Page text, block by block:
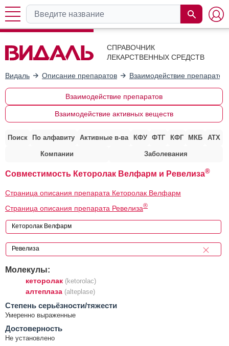
СПРАВОЧНИК
ЛЕКАРСТВЕННЫХ СРЕДСТВ
Видаль Описание препаратов Взаимодействие препаратов
Взаимодействие препаратов
Взаимодействие активных веществ
Поиск По алфавиту Активные в-ва КФУ ФТГ КФГ МКБ АТХ
Компании Заболевания
Совместимость Кеторолак Велфарм и Ревелиза®
Страница описания препарата Кеторолак Велфарм
Страница описания препарата Ревелиза®
Молекулы:
кеторолак (ketorolac)
алтеплаза (alteplase)
Cтепень серьёзности/тяжести
Умеренно выраженные
Достоверность
Не установлено